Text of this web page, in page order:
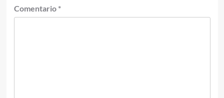
Comentario *